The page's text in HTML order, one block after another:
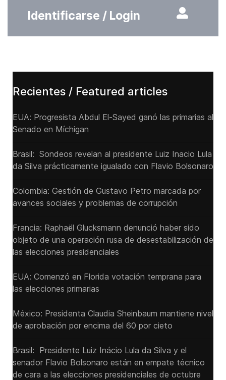
Identificarse / Login
Recientes / Featured articles
EUA: Progresista Abdul El-Sayed ganó las primarias al
Senado ‌en Míchigan
Brasil: Sondeos revelan al presidente Luiz Inacio Lula
da Silva prácticamente igualado con Flavio Bolsonaro
Colombia: Gestión de Gustavo Petro marcada por
avances sociales y problemas de corrupción
Francia: Raphaël Glucksmann denunció haber sido
objeto de una operación rusa de desestabilización de
las elecciones presidenciales
EUA: Comenzó en Florida votación temprana para
las elecciones primarias
México: Presidenta Claudia Sheinbaum mantiene nivel
de aprobación por encima del 60 por cieto
Brasil: Presidente Luiz Inácio Lula da Silva y el
senador Flavio ‌Bolsonaro están en empate técnico
de cara a las ‌elecciones presidenciales de octubre